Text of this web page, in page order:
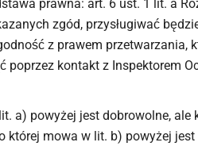
prawna: art. 6 ust. 1 lit. a
zgód, przysługiwać
z prawem przetwarzania,
kontakt z Inspektorem
a) powyżej jest dobrowolne, ale
której mowa w lit. b) powyżej jest